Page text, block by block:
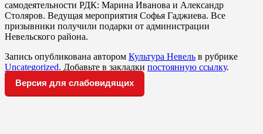
самодеятельности РДК: Марина Иванова и Александр
Столяров. Ведущая мероприятия Софья Гаджиева. Все
призывники получили подарки от администрации
Невельского района.
Запись опубликована автором Культура Невель в рубрике
Uncategorized. Добавьте в закладки постоянную ссылку.
Версия для слабовидящих